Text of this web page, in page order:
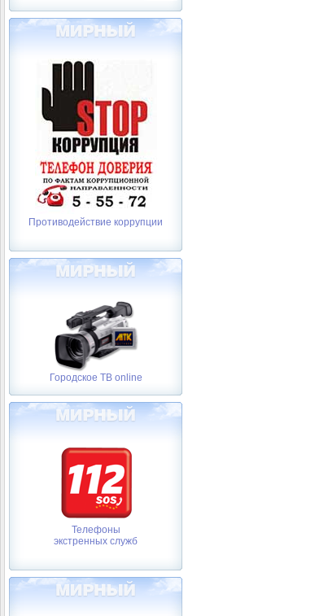
Противодействие коррупции
Городское ТВ online
Телефоны
экстренных служб